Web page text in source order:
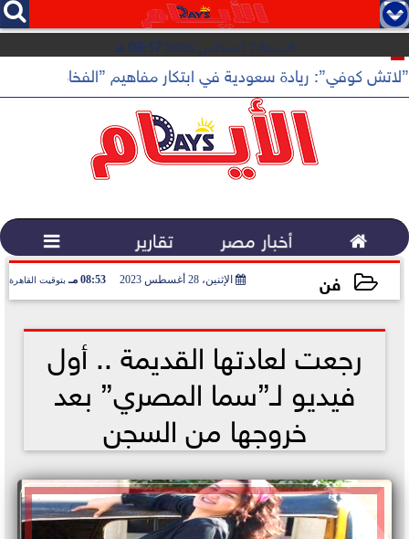
   
الجمعة 7 أغسطس 2026 05:17 مـ
”لاتش كوفي”: ريادة سعودية في ابتكار مفاهيم ”الفخامة
 أخبار مصر تقارير 
فن الإثنين، 28 أغسطس 2023 08:53 مـ بتوقيت القاهرة
رجعت لعادتها القديمة .. أول
فيديو لـ”سما المصري” بعد
خروجها من السجن